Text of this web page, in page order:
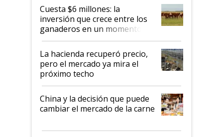
Cuesta $6 millones: la
inversión que crece entre los
ganaderos en un momento
histórico para la actividad
La hacienda recuperó precio,
pero el mercado ya mira el
próximo techo
China y la decisión que puede
cambiar el mercado de la carne